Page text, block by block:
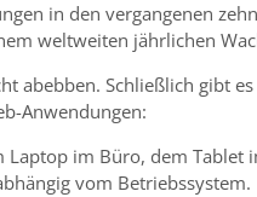
in den vergangenen
weltweiten jährlichen
abebben. Schließlich gibt
Anwendungen:
Laptop im Büro, dem Tablet
vom Betriebssystem.